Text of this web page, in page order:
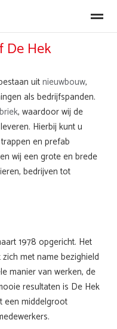
Machinale
E-mail
De Hek
uitnieuwbouw,
als bedrijfspanden.
, waardoor wij de
Hierbij kunt u
en prefab
wij een grote en brede
bedrijven tot
1978 opgericht. Het
met name bezighield
manier van werken, de
resultaten is De Hek
een middelgroot